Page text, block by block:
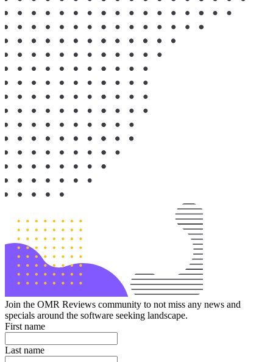
Join the OMR Reviews community to not miss any news and
specials around the software seeking landscape.
First name
Last name